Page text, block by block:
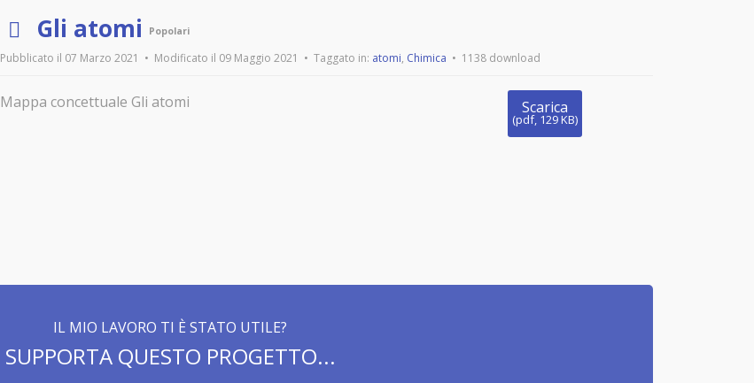
p
d
Gli atomi Popolari
Pubblicato il 07 Marzo 2021 Modificato il 09 Maggio 2021 Taggato in: atomi, Chimica 1138 download
Scarica
(pdf, 129 KB)
Mappa concettuale Gli atomi
IL MIO LAVORO TI È STATO UTILE?
SUPPORTA QUESTO PROGETTO...